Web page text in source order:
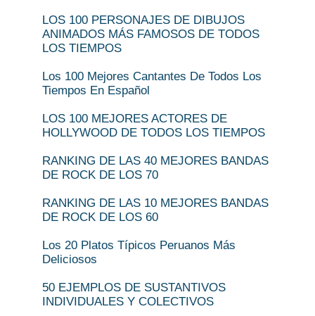
LOS 100 PERSONAJES DE DIBUJOS
ANIMADOS MÁS FAMOSOS DE TODOS
LOS TIEMPOS
Los 100 Mejores Cantantes De Todos Los
Tiempos En Español
LOS 100 MEJORES ACTORES DE
HOLLYWOOD DE TODOS LOS TIEMPOS
RANKING DE LAS 40 MEJORES BANDAS
DE ROCK DE LOS 70
RANKING DE LAS 10 MEJORES BANDAS
DE ROCK DE LOS 60
Los 20 Platos Típicos Peruanos Más
Deliciosos
50 EJEMPLOS DE SUSTANTIVOS
INDIVIDUALES Y COLECTIVOS